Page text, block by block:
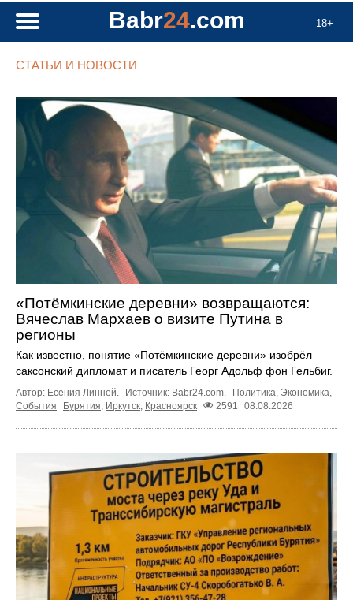
18+
Babr24.com
СТАТЬИ И НОВОСТИ
«Потёмкинские деревни» возвращаются:
Вячеслав Мархаев о визите Путина в
регионы
Как известно, понятие «Потёмкинские деревни» изобрёл
саксонский дипломат и писатель Георг Адольф фон Гельбиг.
Автор: Есения Линней. Источник: Babr24.com Политика Экономика
События
Бурятия Иркутск Красноярск 2591 08.08.2026